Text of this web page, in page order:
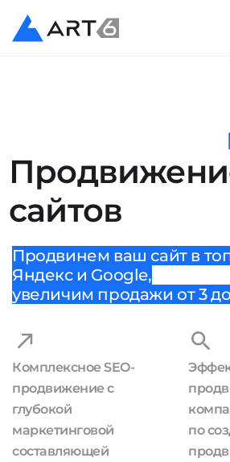
сайтов
Продвинем ваш сайт в
Яндекс и Google,
увеличим продажи от 3 до
Комплексное SEO-
продвижение с
глубокой
маркетинговой
составляющей
по